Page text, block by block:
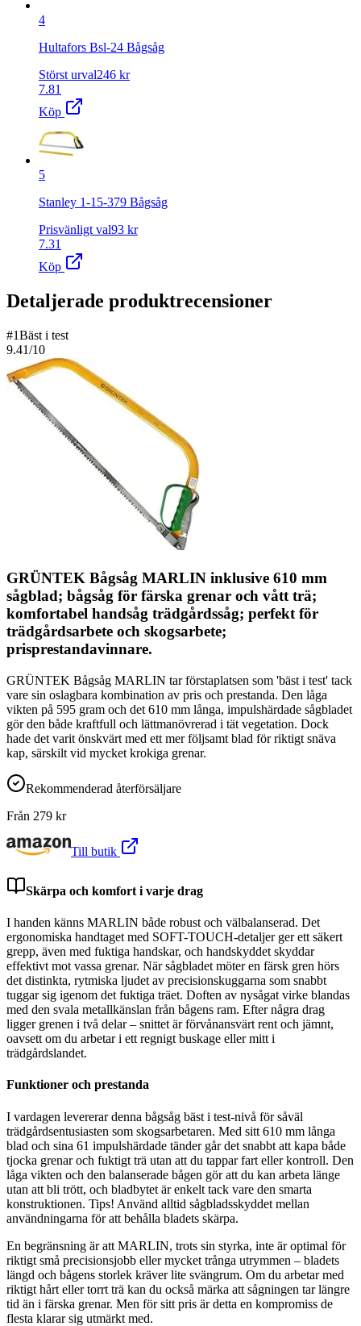
4
Hultafors Bsl-24 Bågsåg
Störst urval246 kr
7.81
Köp
5
Stanley 1-15-379 Bågsåg
Prisvänligt val93 kr
7.31
Köp
Detaljerade produktrecensioner
#1Bäst i test
9.41/10
GRÜNTEK Bågsåg MARLIN inklusive 610 mm
sågblad; bågsåg för färska grenar och vått trä;
komfortabel handsåg trädgårdssåg; perfekt för
trädgårdsarbete och skogsarbete;
prisprestandavinnare.
GRÜNTEK Bågsåg MARLIN tar förstaplatsen som 'bäst i test' tack
vare sin oslagbara kombination av pris och prestanda. Den låga
vikten på 595 gram och det 610 mm långa, impulshärdade sågbladet
gör den både kraftfull och lättmanövrerad i tät vegetation. Dock
hade det varit önskvärt med ett mer följsamt blad för riktigt snäva
kap, särskilt vid mycket krokiga grenar.
Rekommenderad återförsäljare
Från 279 kr
Till butik
Skärpa och komfort i varje drag
I handen känns MARLIN både robust och välbalanserad. Det
ergonomiska handtaget med SOFT-TOUCH-detaljer ger ett säkert
grepp, även med fuktiga handskar, och handskyddet skyddar
effektivt mot vassa grenar. När sågbladet möter en färsk gren hörs
det distinkta, rytmiska ljudet av precisionskuggarna som snabbt
tuggar sig igenom det fuktiga träet. Doften av nysågat virke blandas
med den svala metallkänslan från bågens ram. Efter några drag
ligger grenen i två delar – snittet är förvånansvärt rent och jämnt,
oavsett om du arbetar i ett regnigt buskage eller mitt i
trädgårdslandet.
Funktioner och prestanda
I vardagen levererar denna bågsåg bäst i test-nivå för såväl
trädgårdsentusiasten som skogsarbetaren. Med sitt 610 mm långa
blad och sina 61 impulshärdade tänder går det snabbt att kapa både
tjocka grenar och fuktigt trä utan att du tappar fart eller kontroll. Den
låga vikten och den balanserade bågen gör att du kan arbeta länge
utan att bli trött, och bladbytet är enkelt tack vare den smarta
konstruktionen. Tips! Använd alltid sågbladsskyddet mellan
användningarna för att behålla bladets skärpa.
En begränsning är att MARLIN, trots sin styrka, inte är optimal för
riktigt små precisionsjobb eller mycket trånga utrymmen – bladets
längd och bågens storlek kräver lite svängrum. Om du arbetar med
riktigt hårt eller torrt trä kan du också märka att sågningen tar längre
tid än i färska grenar. Men för sitt pris är detta en kompromiss de
flesta klarar sig utmärkt med.